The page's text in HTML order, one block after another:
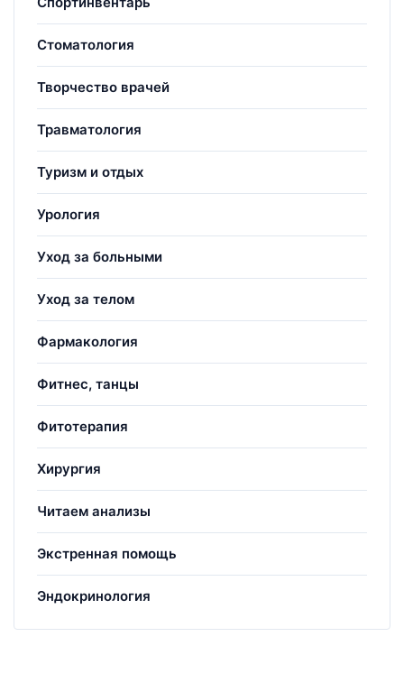
Стоматология
Творчество врачей
Травматология
Туризм и отдых
Урология
Уход за больными
Уход за телом
Фармакология
Фитнес, танцы
Фитотерапия
Хирургия
Читаем анализы
Экстренная помощь
Эндокринология